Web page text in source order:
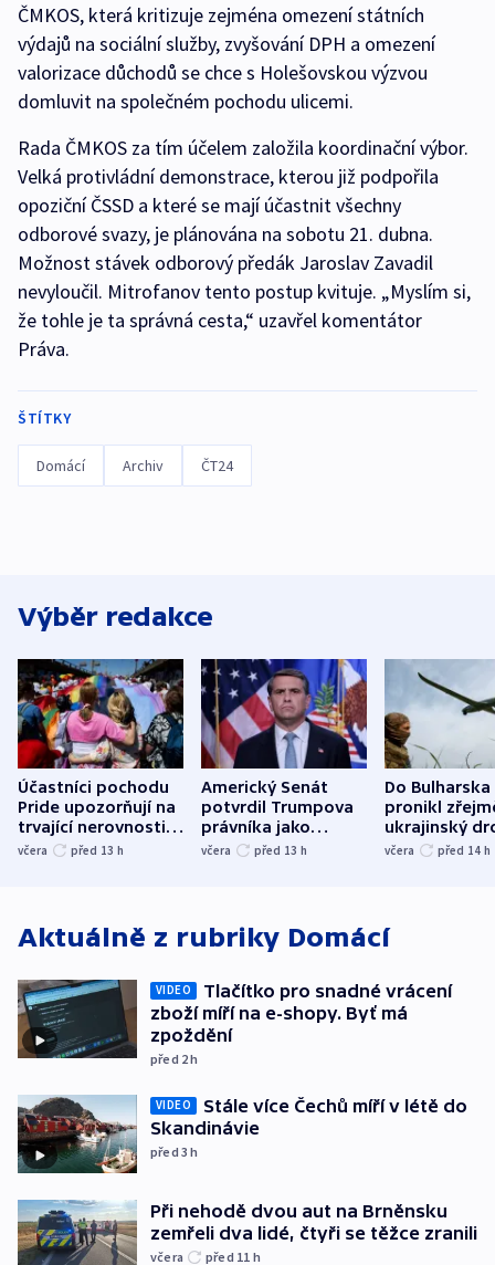
ČMKOS, která kritizuje zejména omezení státních
výdajů na sociální služby, zvyšování DPH a omezení
valorizace důchodů se chce s Holešovskou výzvou
domluvit na společném pochodu ulicemi.
Rada ČMKOS za tím účelem založila koordinační výbor.
Velká protivládní demonstrace, kterou již podpořila
opoziční ČSSD a které se mají účastnit všechny
odborové svazy, je plánována na sobotu 21. dubna.
Možnost stávek odborový předák Jaroslav Zavadil
nevyloučil. Mitrofanov tento postup kvituje. „Myslím si,
že tohle je ta správná cesta,“ uzavřel komentátor
Práva.
ŠTÍTKY
Domácí Archiv ČT24
Výběr redakce
Účastníci pochodu
Pride upozorňují na
trvající nerovnosti i
společenskou
včera před 13 h
Americký Senát
potvrdil Trumpova
právníka jako
ministra
včera před 13 h
Do Bulharska
pronikl
ukrajinský
explodoval
včera před 14 h
Aktuálně z rubriky Domácí
VIDEO
Tlačítko pro snadné vrácení
zboží míří na e-shopy. Byť má
zpoždění
před 2h
VIDEO
Stále více Čechů míří v létě do
Skandinávie
před 3h
Při nehodě dvou aut na Brněnsku
zemřeli dva lidé, čtyři se těžce zranili
včera před 11 h